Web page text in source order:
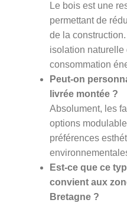
Le bois est une
permettant de
de la
isolation naturelle
consommation
Peut-on
livrée montée ?
Absolument, les
options
préférences
Est-ce que ce
convient aux
Bretagne ?